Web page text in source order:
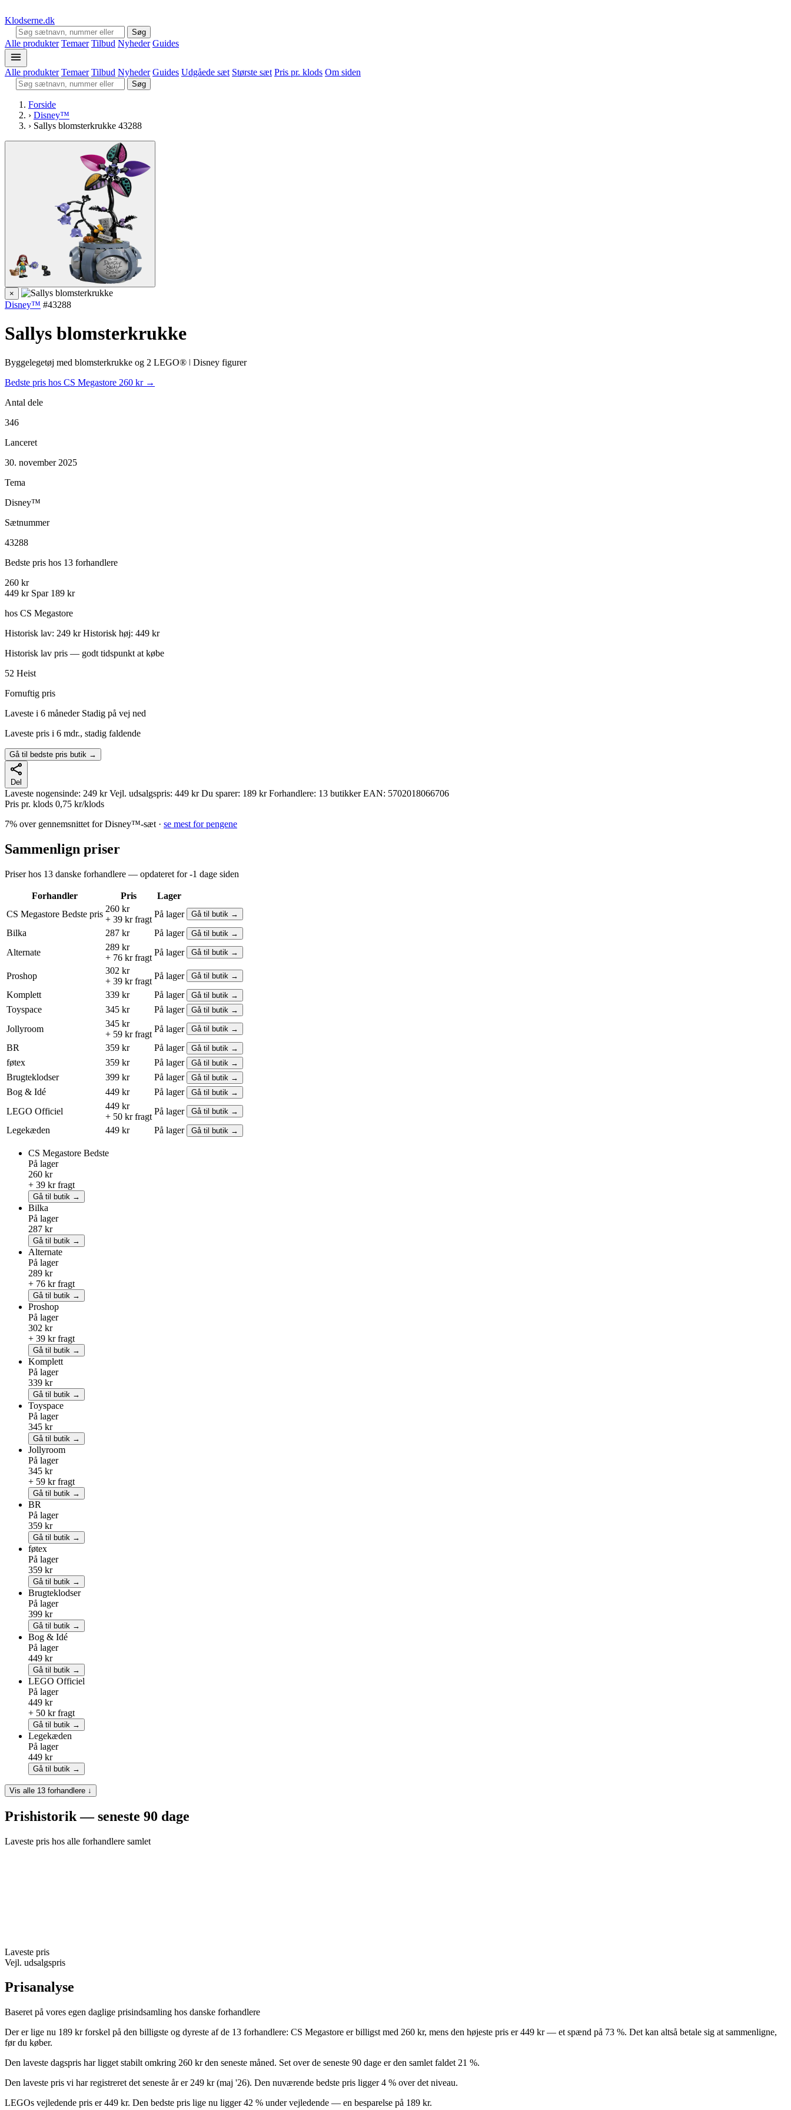
Klodserne.dk
Søg
Alle produkter Temaer Tilbud Nyheder Guides
Alle produkter Temaer Tilbud Nyheder Guides Udgåede sæt Største sæt Pris pr. klods Om siden
Søg
Forside
› Disney™
› Sallys blomsterkrukke 43288
×
Disney™ #43288
Sallys blomsterkrukke
Byggelegetøj med blomsterkrukke og 2 LEGO® ǀ Disney figurer
Bedste pris hos CS Megastore 260 kr →
Antal dele
346
Lanceret
30. november 2025
Tema
Disney™
Sætnummer
43288
Bedste pris hos 13 forhandlere
260 kr
449 kr Spar 189 kr
hos CS Megastore
Historisk lav: 249 kr Historisk høj: 449 kr
Historisk lav pris — godt tidspunkt at købe
52 Heist
Fornuftig pris
Laveste i 6 måneder Stadig på vej ned
Laveste pris i 6 mdr., stadig faldende
Gå til bedste pris butik →
Del
Laveste nogensinde: 249 kr Vejl. udsalgspris: 449 kr Du sparer: 189 kr Forhandlere: 13 butikker EAN: 5702018066706
Pris pr. klods 0,75 kr/klods
7% over gennemsnittet for Disney™-sæt · se mest for pengene
Sammenlign priser
Priser hos 13 danske forhandlere — opdateret for -1 dage siden
Forhandler Pris
Lager
CS Megastore Bedste pris
260 kr
+ 39 kr fragt
På lager Gå til butik →
Bilka 287 kr På lager Gå til butik →
Alternate
289 kr
+ 76 kr fragt
På lager Gå til butik →
Proshop
302 kr
+ 39 kr fragt
På lager Gå til butik →
Komplett 339 kr På lager Gå til butik →
Toyspace 345 kr På lager Gå til butik →
Jollyroom
345 kr
+ 59 kr fragt
På lager Gå til butik →
BR 359 kr På lager Gå til butik →
føtex 359 kr På lager Gå til butik →
Brugteklodser 399 kr På lager Gå til butik →
Bog & Idé 449 kr På lager Gå til butik →
LEGO Officiel
449 kr
+ 50 kr fragt
På lager Gå til butik →
Legekæden 449 kr På lager Gå til butik →
CS Megastore Bedste
På lager
260 kr
+ 39 kr fragt
Gå til butik →
Bilka
På lager
287 kr
Gå til butik →
Alternate
På lager
289 kr
+ 76 kr fragt
Gå til butik →
Proshop
På lager
302 kr
+ 39 kr fragt
Gå til butik →
Komplett
På lager
339 kr
Gå til butik →
Toyspace
På lager
345 kr
Gå til butik →
Jollyroom
På lager
345 kr
+ 59 kr fragt
Gå til butik →
BR
På lager
359 kr
Gå til butik →
føtex
På lager
359 kr
Gå til butik →
Brugteklodser
På lager
399 kr
Gå til butik →
Bog & Idé
På lager
449 kr
Gå til butik →
LEGO Officiel
På lager
449 kr
+ 50 kr fragt
Gå til butik →
Legekæden
På lager
449 kr
Gå til butik →
Vis alle 13 forhandlere ↓
Prishistorik — seneste 90 dage
Laveste pris hos alle forhandlere samlet
Laveste pris
Vejl. udsalgspris
Prisanalyse
Baseret på vores egen daglige prisindsamling hos danske forhandlere
Der er lige nu 189 kr forskel på den billigste og dyreste af de 13 forhandlere: CS Megastore er billigst med 260 kr, mens den højeste pris er 449 kr — et spænd på 73 %. Det kan altså betale sig at sammenligne,
før du køber.
Den laveste dagspris har ligget stabilt omkring 260 kr den seneste måned. Set over de seneste 90 dage er den samlet faldet 21 %.
Den laveste pris vi har registreret det seneste år er 249 kr (maj '26). Den nuværende bedste pris ligger 4 % over det niveau.
LEGOs vejledende pris er 449 kr. Den bedste pris lige nu ligger 42 % under vejledende — en besparelse på 189 kr.